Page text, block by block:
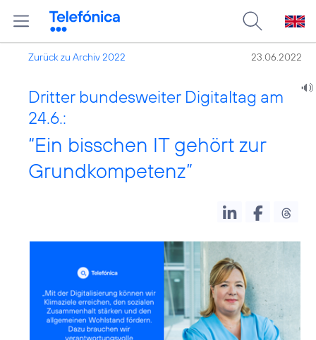
Zurück zu Archiv 2022 23.06.2022
Dritter bundesweiter Digitaltag am
24.6.:
“Ein bisschen IT gehört zur
Grundkompetenz”